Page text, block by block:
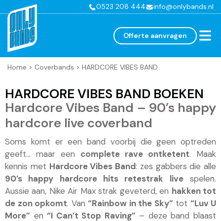
0523 208 444 info@onlybands.nl
Offerte aanvragen
Home > Coverbands > HARDCORE VIBES BAND
HARDCORE VIBES BAND BOEKEN
Hardcore Vibes Band – 90’s happy
hardcore live coverband
Soms komt er een band voorbij die geen optreden
geeft… maar een complete rave ontketent. Maak
kennis met Hardcore Vibes Band: zes gabbers die alle
90’s happy hardcore hits retestrak livespelen.
Aussie aan, Nike Air Max strak geveterd, en hakken tot
de zon opkomt. Van “Rainbow in the Sky” tot “Luv U
More” en“I Can’t Stop Raving” – deze band blaast